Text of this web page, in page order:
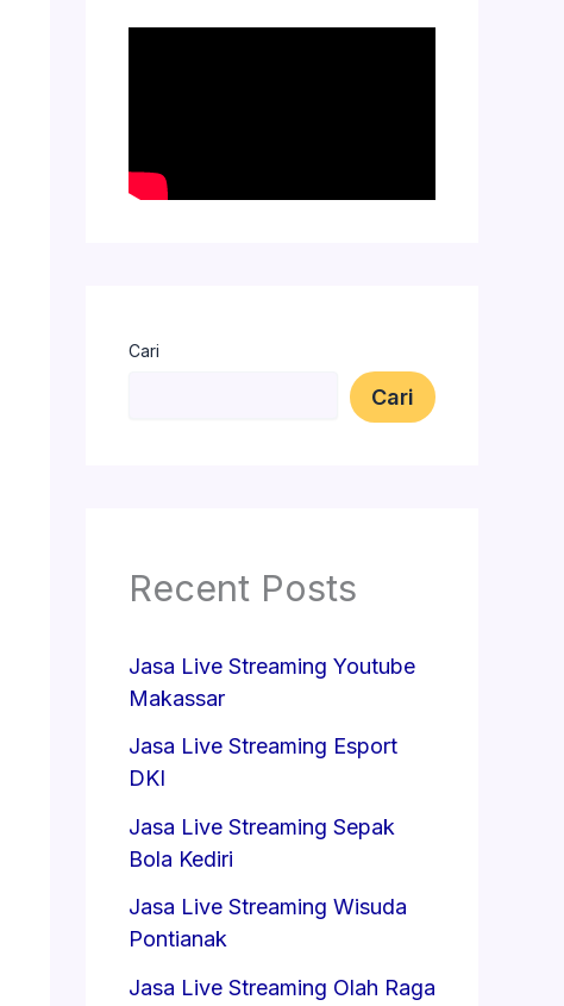
Cari
Cari
Recent Posts
Jasa Live Streaming Youtube
Makassar
Jasa Live Streaming Esport
DKI
Jasa Live Streaming Sepak
Bola Kediri
Jasa Live Streaming Wisuda
Pontianak
Jasa Live Streaming Olah Raga